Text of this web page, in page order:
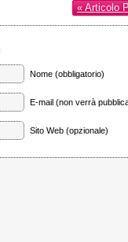
« Articolo
Nome (obbligatorio)
E-mail (non verrà
Sito Web (opzionale)